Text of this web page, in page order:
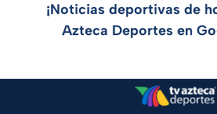
¡Noticias deportivas de
Azteca Deportes en